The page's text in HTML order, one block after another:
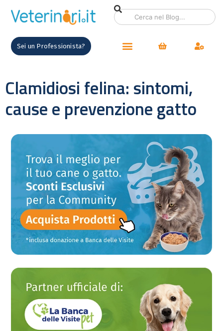
Sei un Professionista?
Clamidiosi felina: sintomi,
cause e prevenzione gatto